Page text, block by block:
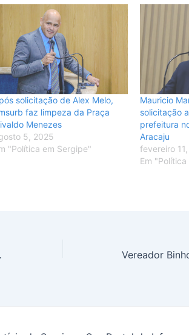
solicitação de Alex Melo,
faz limpeza da Praça
Menezes
5, 2025
"Política em Sergipe"
Mauricio
solicitação
prefeitura
Aracaju
fevereiro
Em
Boavista